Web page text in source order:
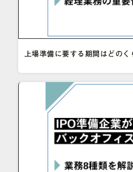
上場準備に要する期間はどの